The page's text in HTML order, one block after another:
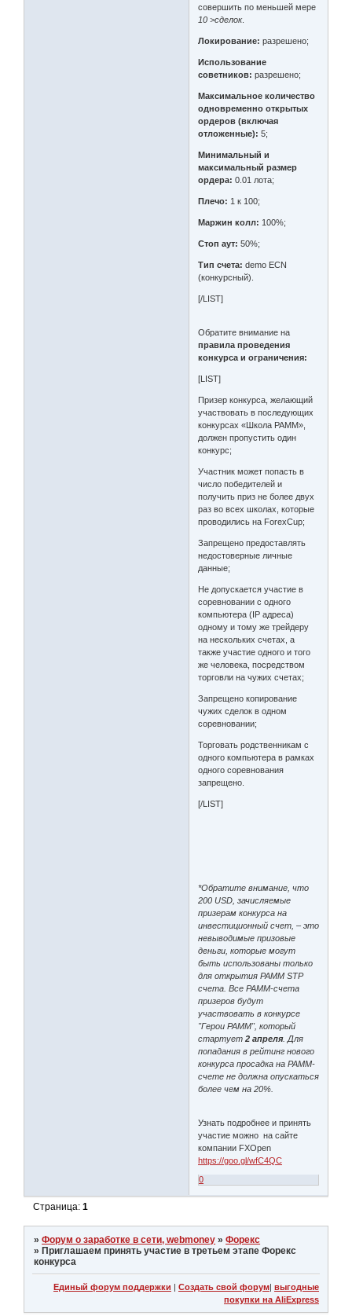
совершить по меньшей мере
10 >сделок.
Локирование: разрешено;
Использование
советников: разрешено;
Максимальное количество
одновременно открытых
ордеров (включая
отложенные): 5;
Минимальный и
максимальный размер
ордера: 0.01 лота;
Плечо: 1 к 100;
Маржин колл: 100%;
Стоп аут: 50%;
Тип счета:demo ECN
(конкурсный).
[/LIST]
Обратите внимание на
правила проведения
конкурса и ограничения:
[LIST]
Призер конкурса, желающий
участвовать в последующих
конкурсах «Школа PAMM»,
должен пропустить один
конкурс;
Участник может попасть в
число победителей и
получить приз не более двух
раз во всех школах, которые
проводились на ForexCup;
Запрещено предоставлять
недостоверные личные
данные;
Не допускается участие в
соревновании с одного
компьютера (IP адреса)
одному и тому же трейдеру
на нескольких счетах, а
также участие одного и того
же человека, посредством
торговли на чужих счетах;
Запрещено копирование
чужих сделок в одном
соревновании;
Торговать родственникам с
одного компьютера в рамках
одного соревнования
запрещено.
[/LIST]
*Обратите внимание, что
200 USD, зачисляемые
призерам конкурса на
инвестиционный счет, – это
невыводимые призовые
деньги, которые могут
быть использованы только
для открытия PAMM STP
счета. Все PAMM-счета
призеров будут
участвовать в конкурсе
"Герои PAMM", который
стартует2 апреля. Для
попадания в рейтинг нового
конкурса просадка на PAMM-
счете не должна опускаться
более чем на 20%.
Узнать подробнее и принять
участие можно на сайте
компании FXOpen
https://goo.gl/wfC4QC
0
Страница:1
»Форум о заработке в сети, webmoney »Форекс
» Приглашаем принять участие в третьем этапе Форекс
конкурса
Единый форум поддержки | Создать свой форум| выгодные
покупки на AliExpress